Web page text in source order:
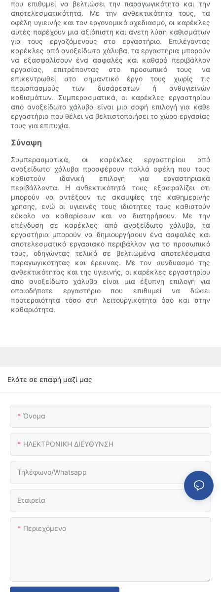
που επιθυμεί να βελτιώσει την παραγωγικότητα και την
αποτελεσματικότητα. Με την ανθεκτικότητα τους, τα
οφέλη υγιεινής και τον εργονομικό σχεδιασμό, οι καρέκλες
αυτές παρέχουν μια αξιόπιστη και άνετη λύση καθισμάτων
για τους εργαζόμενους στο εργαστήριο. Επιλέγοντας
καρέκλες από ανοξείδωτο χάλυβα, τα εργαστήρια μπορούν
να εξασφαλίσουν ένα ασφαλές και καθαρό περιβάλλον
εργασίας, επιτρέποντας στο προσωπικό τους να
επικεντρωθεί στο σημαντικό έργο τους χωρίς τις
περισπασμούς των δυσάρεστων ή ανθυγιεινών
καθισμάτων. Συμπερασματικά, οι καρέκλες εργαστηρίου
από ανοξείδωτο χάλυβα είναι μια σοφή επιλογή για κάθε
εργαστήριο που θέλει να βελτιστοποιήσει το χώρο εργασίας
τους για επιτυχία.
Σύναψη
Συμπερασματικά, οι καρέκλες εργαστηρίου από
ανοξείδωτο χάλυβα προσφέρουν πολλά οφέλη που τους
καθιστούν ιδανική επιλογή για εργαστηριακά
περιβάλλοντα. Η ανθεκτικότητά τους εξασφαλίζει ότι
μπορούν να αντέξουν τις ακαμψίες της καθημερινής
χρήσης, ενώ οι υγιεινές τους ιδιότητες τους καθιστούν
εύκολο να καθαρίσουν και να διατηρήσουν. Με την
επένδυση σε καρέκλες από ανοξείδωτο χάλυβα, τα
εργαστήρια μπορούν να δημιουργήσουν ένα ασφαλές και
αποτελεσματικό εργασιακό περιβάλλον για το προσωπικό
τους, οδηγώντας τελικά σε βελτιωμένα αποτελέσματα
παραγωγικότητας και έρευνας. Με τον συνδυασμό της
ανθεκτικότητας και της υγιεινής, οι καρέκλες εργαστηρίου
από ανοξείδωτο χάλυβα είναι μια έξυπνη επιλογή για
οποιοδήποτε εργαστήριο που επιθυμεί να δώσει
προτεραιότητα τόσο στη λειτουργικότητα όσο και στην
καθαριότητα.
Ελάτε σε επαφή μαζί μας
Όνομα
ΗΛΕΚΤΡΟΝΙΚΗ ΔΙΕΥΘΥΝΣΗ
Τηλέφωνο/Whatsapp
Εταιρεία
Περιεχόμενο